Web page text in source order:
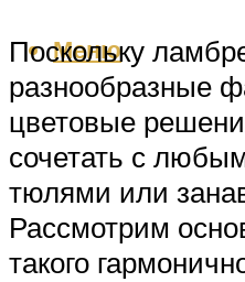
Меню
Поскольку
разнообразные
цветовые
сочетать с
тюлями или
Рассмотрим
такого